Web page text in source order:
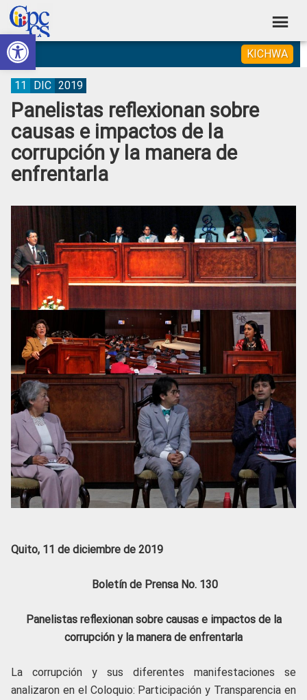
Abrir barra de herramientas
Skip
to
primary
navigation
Skip
to
main
content
Skip
to
primary
sidebar
Skip
to
footer
Consejo
de
Participación
Ciudadana
Control
Social
Construyendo
Poder
Ciudadano
KICHWA
Panelistas reflexionan sobre
causas e impactos de la
corrupción y la manera de
enfrentarla
11 DIC 2019
Quito, 11 de diciembre de 2019
Boletín de Prensa No. 130
Panelistas reflexionan sobre causas e impactos de la
corrupción y la manera de enfrentarla
La corrupción y sus diferentes manifestaciones se
analizaron en el Coloquio: Participación y Transparencia en